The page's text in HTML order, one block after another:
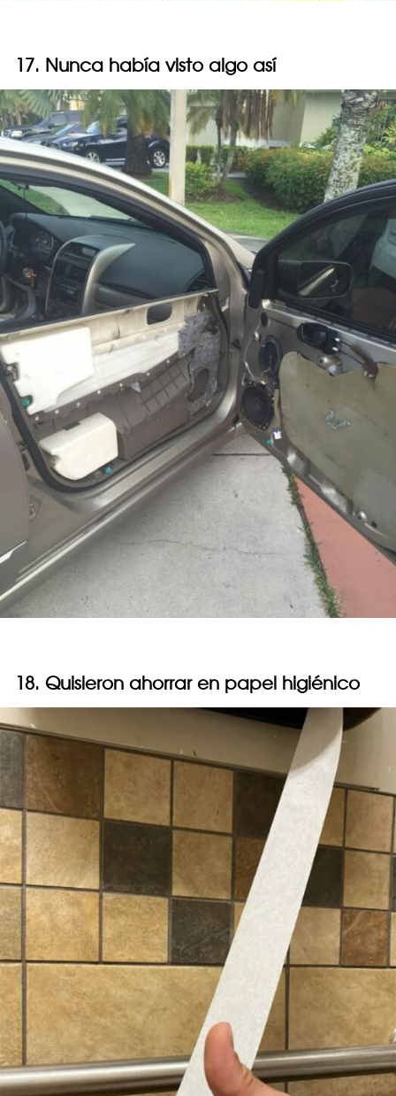
17. Nunca había visto algo así
18. Quisieron ahorrar en papel higiénico